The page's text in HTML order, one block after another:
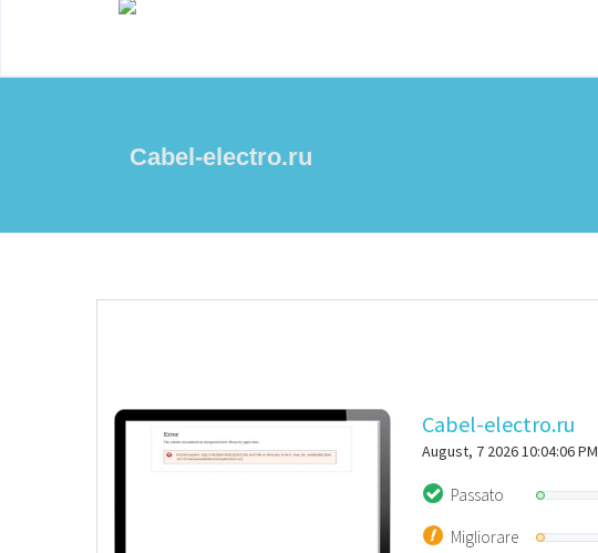
Cabel-electro.ru
Cabel-electro.ru
August, 7 2026 10:04:06 PM
Passato
Migliorare